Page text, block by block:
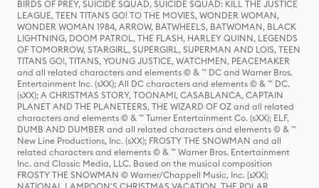
BIRDS OF PREY, SUICIDE SQUAD, SUICIDE SQUAD: KILL THE JUSTICE
LEAGUE, TEEN TITANS GO! TO THE MOVIES, WONDER WOMAN,
WONDER WOMAN 1984, ARROW, BATWHEELS, BATWOMAN, BLACK
LIGHTNING, DOOM PATROL, THE FLASH, HARLEY QUINN, LEGENDS
OF TOMORROW, STARGIRL, SUPERGIRL, SUPERMAN AND LOIS, TEEN
TITANS GO!, TITANS, YOUNG JUSTICE, WATCHMEN, PEACEMAKER
and all related characters and elements © & ™ DC and Warner Bros.
Entertainment Inc. (sXX); All DC characters and elements © & ™ DC.
(sXX); A CHRISTMAS STORY, TOONAMI, CASABLANCA, CAPTAIN
PLANET AND THE PLANETEERS, THE WIZARD OF OZ and all related
characters and elements © & ™ Turner Entertainment Co. (sXX); ELF,
DUMB AND DUMBER and all related characters and elements © & ™
New Line Productions, Inc. (sXX); FROSTY THE SNOWMAN and all
related characters and elements © & ™ Warner Bros. Entertainment
Inc. and Classic Media, LLC. Based on the musical composition
FROSTY THE SNOWMAN © Warner/Chappell Music, Inc. (sXX);